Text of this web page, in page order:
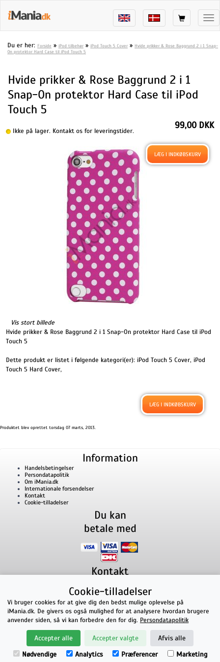
Du er her: Forside » iPod tilbehør » iPod Touch 5 Cover » Hvide prikker & Rose Baggrund 2 i 1 Snap-
On protektor Hard Case til iPod Touch 5
Hvide prikker & Rose Baggrund 2 i 1
Snap-On protektor Hard Case til iPod
Touch 5
Ikke på lager. Kontakt os for leveringstider.
Vis stort billede
99,00 DKK
Hvide prikker & Rose Baggrund 2 i 1 Snap-On protektor Hard Case til iPod
Touch 5
Dette produkt er listet i følgende kategori(er): iPod Touch 5 Cover, iPod
Touch 5 Hard Cover,
Produktet blev oprettet torsdag 07 marts, 2013.
Information
Handelsbetingelser
Persondatapolitik
Om iMania.dk
Internationale forsendelser
Kontakt
Cookie-tilladelser
Du kan
betale med
Kontakt
Lillevorde Kær 29280 Storvorde
CVR nummer: 33182805 | E-mail: kontakt@imania.dk
Telefon:+45 23618990
Topkarakter hos kunderne!
på Facebook
Cookie-tilladelser
Vi bruger cookies for at give dig den bedst mulige oplevelse på
iMania.dk. De givers os også mulighed for at analysere hvordan brugere
anvender siden, så vi kan forbedre den for dig. Persondatapolitik
Accepter alle Accepter valgte
Afvis alle
Nødvendige
Analytics Præferencer Marketing